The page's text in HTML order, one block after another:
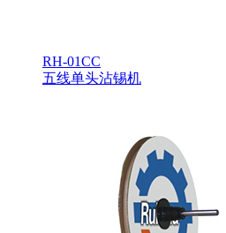
RH-01CC
五线单头沾锡机